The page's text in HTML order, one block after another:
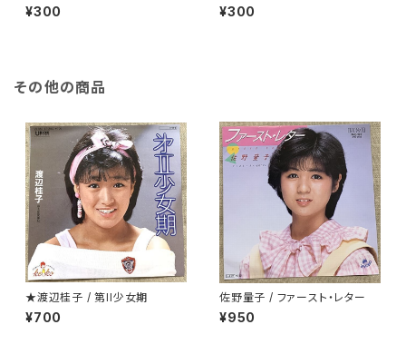
ん
¥300 ¥300
その他の商品
★渡辺桂子 / 第II少女期
¥700
佐野量子 / ファースト・レター
¥950